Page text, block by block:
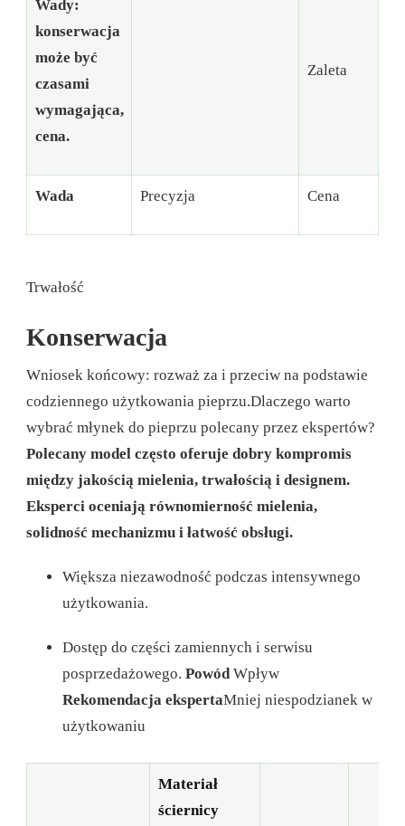
Wady:
konserwacja
może być
czasami
wymagająca,
cena.
Zaleta
Wada Precyzja Cena
Trwałość
Konserwacja
Wniosek końcowy: rozważ za i przeciw na podstawie
codziennego użytkowania pieprzu.Dlaczego warto
wybrać młynek do pieprzu polecany przez ekspertów?
Polecany model często oferuje dobry kompromis
między jakością mielenia, trwałością i designem.
Eksperci oceniają równomierność mielenia,
solidność mechanizmu i łatwość obsługi.
Większa niezawodność podczas intensywnego
użytkowania.
Dostęp do części zamiennych i serwisu
posprzedażowego. PowódWpływ
Rekomendacja ekspertaMniej niespodzianek w
użytkowaniu
Materiał
ściernicy